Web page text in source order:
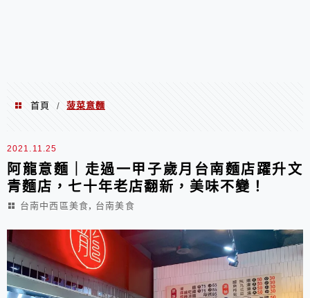
首頁 / 菠菜意麵
菠菜意麵
2021.11.25
阿龍意麵｜走過一甲子歲月台南麵店躍升文
青麵店，七十年老店翻新，美味不變！
台南中西區美食, 台南美食